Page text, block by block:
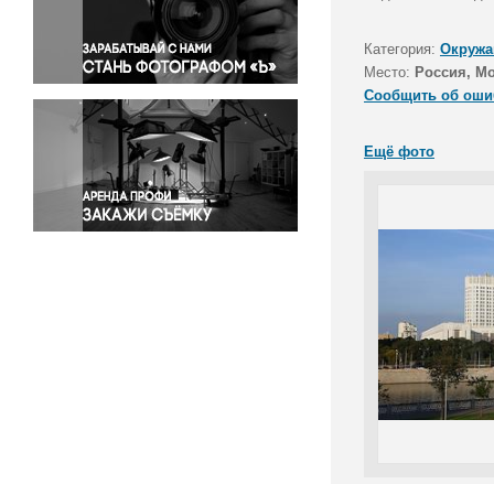
Правосудие
Происшествия и конфликты
Религия
Светская жизнь
Спорт
Экология
Экономика и бизнес
Категория:
Место: Россия,
Сообщить об
Ещё фото